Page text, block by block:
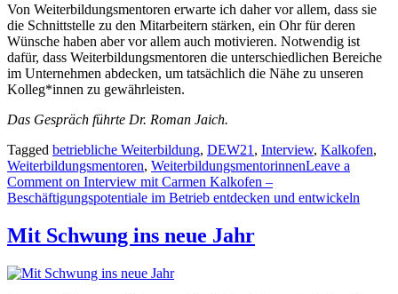
Von Weiterbildungsmentoren erwarte ich daher vor allem, dass sie
die Schnittstelle zu den Mitarbeitern stärken, ein Ohr für deren
Wünsche haben aber vor allem auch motivieren. Notwendig ist
dafür, dass Weiterbildungsmentoren die unterschiedlichen Bereiche
im Unternehmen abdecken, um tatsächlich die Nähe zu unseren
Kolleg*innen zu gewährleisten.
Das Gespräch führte Dr. Roman Jaich.
Tagged betriebliche Weiterbildung, DEW21 , Interview, Kalkofen,
Weiterbildungsmentoren, WeiterbildungsmentorinnenLeave a
Comment on Interview mit Carmen Kalkofen –
Beschäftigungspotentiale im Betrieb entdecken und entwickeln
Mit Schwung ins neue Jahr